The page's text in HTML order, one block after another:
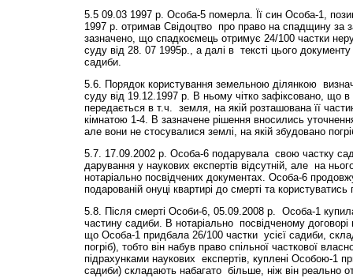
5.5 09.03 1997 р. Особа-5 померла. Її син Особа-1,
1997 р. отримав Свідоцтво про право на спадщину за
зазначено, що спадкоємець отримує 24/100 частки
суду від 28. 07 1995р., а далі в тексті цього документу
садиби.
5.6. Порядок користування земельною ділянкою
суду від 19.12.1997 р. В ньому чітко зафіксовано, що
передається в т.ч. земля, на якій розташована її
кімнатою 1-4. В зазначене рішення вносились
але вони не стосувалися землі, на якій збудовано
5.7. 17.09.2002 р. Особа-6 подарувала свою частку
дарування у наукових експертів відсутній, але на
нотаріально посвідчених документах. Особа-6
подарованій онуці квартирі до смерті та користуватись
5.8. Після смерті Особи-6, 05.09.2008 р. Особа-1
частину садиби. В нотаріально посвідченому договорі
що Особа-1 придбала 26/100 частки усієї садиби,
погріб), тобто він набув право спільної часткової
підрахунками наукових експертів, куплені Особою-1
садиби) складають набагато більше, ніж він реально